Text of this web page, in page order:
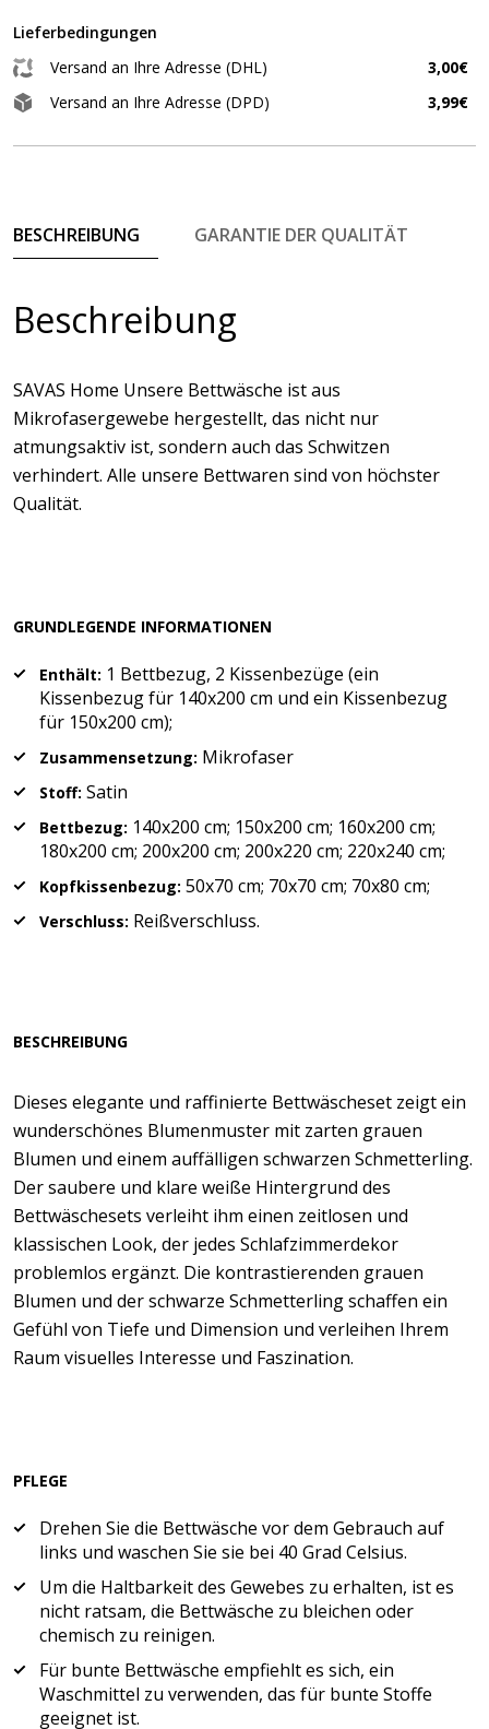
Lieferbedingungen
Versand an Ihre Adresse (DHL)
3,00€
Versand an Ihre Adresse (DPD)
3,99€
BESCHREIBUNG GARANTIE DER QUALITÄT
Beschreibung
SAVAS Home Unsere Bettwäsche ist aus
Mikrofasergewebe hergestellt, das nicht nur
atmungsaktiv ist, sondern auch das Schwitzen
verhindert. Alle unsere Bettwaren sind von höchster
Qualität.
GRUNDLEGENDE INFORMATIONEN
Enthält: 1 Bettbezug, 2 Kissenbezüge (ein
Kissenbezug für 140x200 cm und ein Kissenbezug
für 150x200 cm);
Zusammensetzung: Mikrofaser
Stoff: Satin
Bettbezug: 140x200 cm; 150x200 cm; 160x200 cm;
180x200 cm; 200x200 cm; 200x220 cm; 220x240 cm;
Kopfkissenbezug: 50x70 cm; 70x70 cm; 70x80 cm;
Verschluss: Reißverschluss.
BESCHREIBUNG
Dieses elegante und raffinierte Bettwäscheset zeigt ein
wunderschönes Blumenmuster mit zarten grauen
Blumen und einem auffälligen schwarzen Schmetterling.
Der saubere und klare weiße Hintergrund des
Bettwäschesets verleiht ihm einen zeitlosen und
klassischen Look, der jedes Schlafzimmerdekor
problemlos ergänzt. Die kontrastierenden grauen
Blumen und der schwarze Schmetterling schaffen ein
Gefühl von Tiefe und Dimension und verleihen Ihrem
Raum visuelles Interesse und Faszination.
PFLEGE
Drehen Sie die Bettwäsche vor dem Gebrauch auf
links und waschen Sie sie bei 40 Grad Celsius.
Um die Haltbarkeit des Gewebes zu erhalten, ist es
nicht ratsam, die Bettwäsche zu bleichen oder
chemisch zu reinigen.
Für bunte Bettwäsche empfiehlt es sich, ein
Waschmittel zu verwenden, das für bunte Stoffe
geeignet ist.